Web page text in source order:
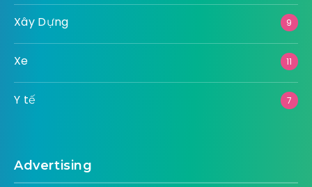
Xây Dựng 9
Xe 11
Y tế 7
Advertising